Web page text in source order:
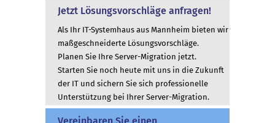
Jetzt Lösungsvorschläge anfragen!
Als Ihr IT-Systemhaus aus Mannheim bieten wir
maßgeschneiderte Lösungsvorschläge.
Planen Sie Ihre Server-Migration jetzt.
Starten Sie noch heute mit uns in die Zukunft
der IT und sichern Sie sich professionelle
Unterstützung bei Ihrer Server-Migration.